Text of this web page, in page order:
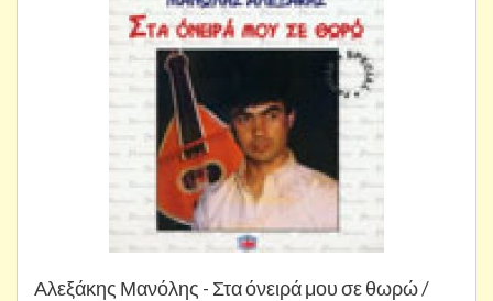
Αλεξάκης Μανόλης - Στα όνειρά μου σε θωρώ /